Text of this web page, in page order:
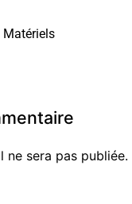
Matériels
ne sera pas publiée.